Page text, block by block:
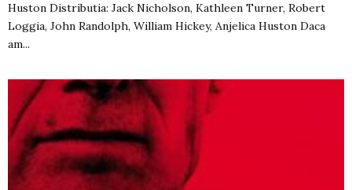
Huston Distributia: Jack Nicholson, Kathleen Turner, Robert
Loggia, John Randolph, William Hickey, Anjelica Huston Daca
am...